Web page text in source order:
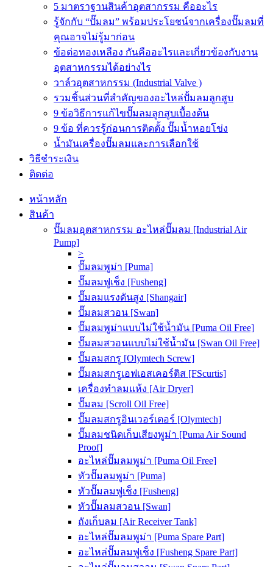
5 มาตราฐานสินค้าอุตสากรรม คืออะไร
รู้จักกับ “ปั๊มลม” พร้อมประโยชน์จากเครื่องปั๊มลมที่
คุณอาจไม่รู้มาก่อน
ข้อต่อทองเหลือง กันคืออะไรและเกี่ยวข้องกับงาน
อุตสาหกรรมได้อย่างไร
วาล์วอุตสาหกรรม (Industrial Valve )
รวมชิ้นส่วนที่สำคัญของอะไหล่ปั้มลมลูกสูบ
9 ข้อวิธีการแก้ไขปั๊มลมลูกสูบเบื้องต้น
9 ข้อ ที่ควรรู้ก่อนการติดตั้ง ปั๊มน้ำหอยโข่ง
น้ำมันเครื่องปั๊มลมและการเลือกใช้
วิธีชำระเงิน
ติดต่อ
หน้าหลัก
สินค้า
ปั๊มลมอุตสาหกรรม อะไหล่ปั๊มลม [Industrial Air
Pump]
>
ปั๊มลมพูม่า [Puma]
ปั๊มลมฟูเช็ง [Fusheng]
ปั๊มลมแรงดันสูง [Shangair]
ปั๊มลมสวอน [Swan]
ปั๊มลมพูม่าแบบไม่ใช้น้ำมัน [Puma Oil Free]
ปั๊มลมสวอนแบบไม่ใช้น้ำมัน [Swan Oil Free]
ปั๊มลมสกรู [Olymtech Screw]
ปั๊มลมสกรูเอฟเอสเคอร์ติส [FScurtis]
เครื่องทำลมแห้ง [Air Dryer]
ปั๊มลม [Scroll Oil Free]
ปั๊มลมสกรูอินเวอร์เตอร์ [Olymtech]
ปั๊มลมชนิดเก็บเสียงพูม่า [Puma Air Sound
Proof]
อะไหล่ปั๊มลมพูม่า [Puma Oil Free]
หัวปั๊มลมพูม่า [Puma]
หัวปั๊มลมฟูเช็ง [Fusheng]
หัวปั๊มลมสวอน [Swan]
ถังเก็บลม [Air Receiver Tank]
อะไหล่ปั๊มลมพูม่า [Puma Spare Part]
อะไหล่ปั๊มลมฟูเช็ง [Fusheng Spare Part]